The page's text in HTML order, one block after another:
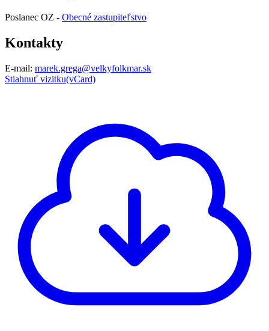
Poslanec OZ - Obecné zastupiteľstvo
Kontakty
E-mail: marek.grega@velkyfolkmar.sk
Stiahnuť vizitku(vCard)